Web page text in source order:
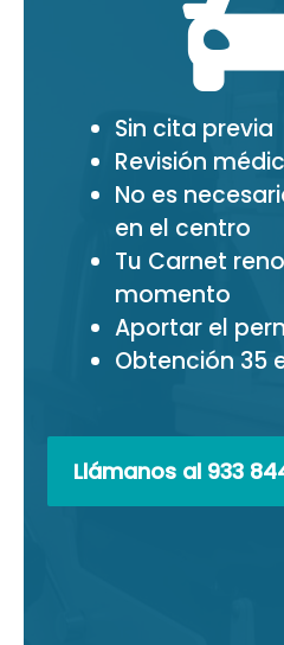
Sin cita previa
Revisión
No es
en el centro
Tu Carnet
momento
Aportar el
Obtención 35
Llámanos al 933